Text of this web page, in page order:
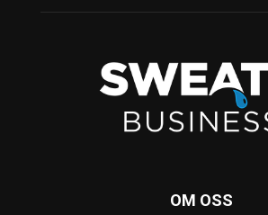
OM OSS